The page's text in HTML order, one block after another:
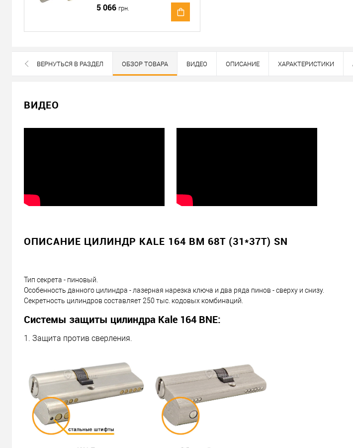
Отправить ссылку другу
5 066 грн.
ВЕРНУТЬСЯ В РАЗДЕЛ ОБЗОР ТОВАРА ВИДЕО ОПИСАНИЕ ХАРАКТЕРИСТИКИ
ВИДЕО
ОПИСАНИЕ ЦИЛИНДР KALE 164 BM 68T (31*37T) SN
Тип секрета - пиновый.
Особенность данного цилиндра - лазерная нарезка ключа и два ряда пинов - сверху и снизу.
Секретность цилиндров составляет 250 тыс. кодовых комбинаций.
Системы защиты цилиндра Kale 164 BNE:
1. Защита против сверления.